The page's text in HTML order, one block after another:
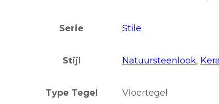
Serie Stile
Stijl Natuursteenlook,
Type Tegel Vloertegel